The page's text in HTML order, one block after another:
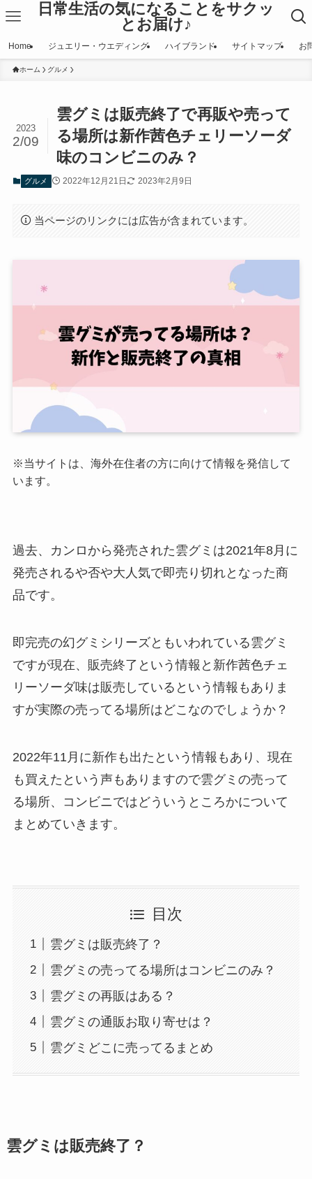
日常生活の気になることをサクッ
とお届け♪
Home ジュエリー・ウエディング ハイブランド サイトマップ お
ホーム グルメ
雲グミは販売終了で再販や売って
る場所は新作茜色チェリーソーダ
味のコンビニのみ？
2023
2/09
グルメ 2022年12月21日 2023年2月9日
当ページのリンクには広告が含まれています。
※当サイトは、海外在住者の方に向けて情報を発信して
います。
過去、カンロから発売された雲グミは2021年8月に
発売されるや否や大人気で即売り切れとなった商
品です。
即完売の幻グミシリーズともいわれている雲グミ
ですが現在、販売終了という情報と新作茜色チェ
リーソーダ味は販売しているという情報もありま
すが実際の売ってる場所はどこなのでしょうか？
2022年11月に新作も出たという情報もあり、現在
も買えたという声もありますので雲グミの売って
る場所、コンビニではどういうところかについて
まとめていきます。
目次
雲グミは販売終了？
雲グミの売ってる場所はコンビニのみ？
雲グミの再販はある？
雲グミの通販お取り寄せは？
雲グミどこに売ってるまとめ
雲グミは販売終了？